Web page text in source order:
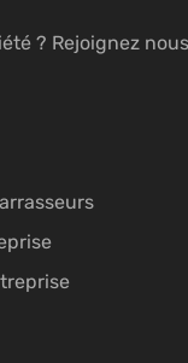
? Rejoignez